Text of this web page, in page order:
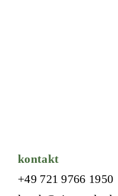
kontakt
+49 721 9766 1950